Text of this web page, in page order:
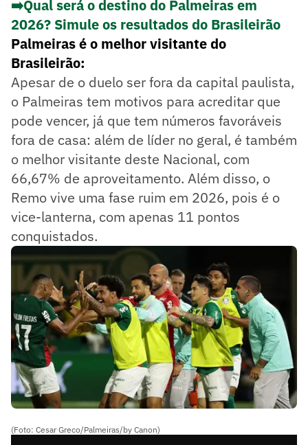
➡️Qual será o destino do Palmeiras em
2026? Simule os resultados do Brasileirão
Palmeiras é o melhor visitante do
Brasileirão:
Apesar de o duelo ser fora da capital paulista,
o Palmeiras tem motivos para acreditar que
pode vencer, já que tem números favoráveis
fora de casa: além de líder no geral, é também
o melhor visitante deste Nacional, com
66,67% de aproveitamento. Além disso, o
Remo vive uma fase ruim em 2026, pois é o
vice-lanterna, com apenas 11 pontos
conquistados.
(Foto: Cesar Greco/Palmeiras/by Canon)